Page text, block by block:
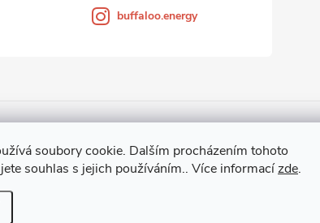
soubory cookie. Dalším procházením tohoto
souhlas s jejich používáním.. Více informacízde.
buffaloo.energy